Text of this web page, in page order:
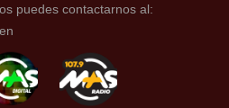
puedes contactarnos al: